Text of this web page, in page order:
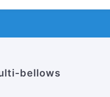
bellows